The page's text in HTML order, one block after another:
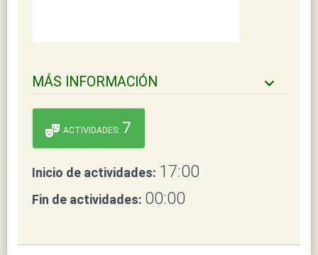
MÁS INFORMACIÓN keyboard_arrow_down
theater_comedy ACTIVIDADES: 7
Inicio de actividades: 17:00
Fin de actividades: 00:00